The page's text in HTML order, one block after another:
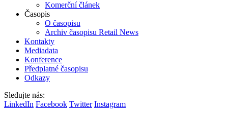
Komerční článek
Časopis
O časopisu
Archiv časopisu Retail News
Kontakty
Mediadata
Konference
Předplatné časopisu
Odkazy
Sledujte nás:
LinkedIn Facebook Twitter Instagram